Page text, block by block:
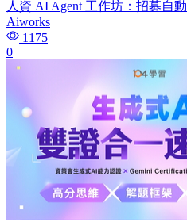
人資 AI Agent 工作坊：招募自
Aiworks
1175
0